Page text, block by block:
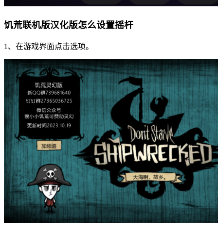
饥荒联机版汉化版怎么设置摇杆
1、在游戏界面点击选项。